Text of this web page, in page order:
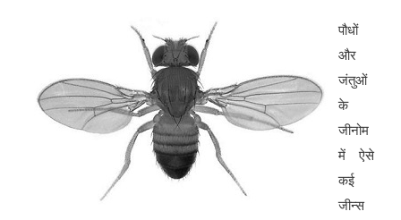
पौधों
और
जंतुओं
के
जीनोम
में ऐसे
कई
जीन्स